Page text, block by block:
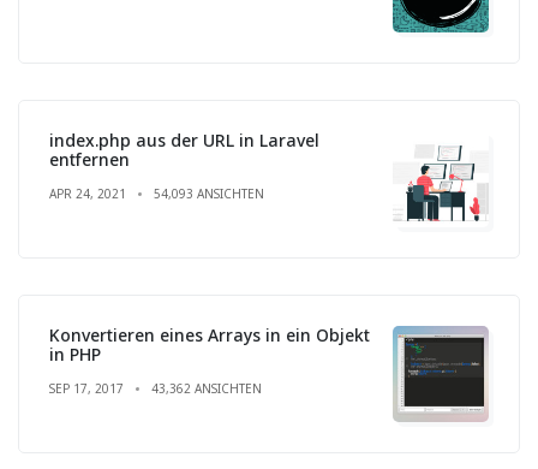
index.php aus der URL in Laravel
entfernen
APR 24, 2021 54,093 ANSICHTEN
Konvertieren eines Arrays in ein Objekt
in PHP
SEP 17, 2017 43,362 ANSICHTEN